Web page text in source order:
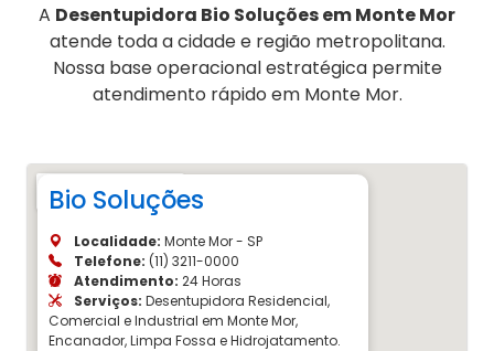
A Desentupidora Bio Soluções em Monte Mor
atende toda a cidade e região metropolitana.
Nossa base operacional estratégica permite
atendimento rápido em Monte Mor.
Bio Soluções
Localidade: Monte Mor - SP
Telefone: (11) 3211-0000
Atendimento: 24 Horas
Serviços: Desentupidora Residencial,
Comercial e Industrial em Monte Mor,
Encanador, Limpa Fossa e Hidrojatamento.